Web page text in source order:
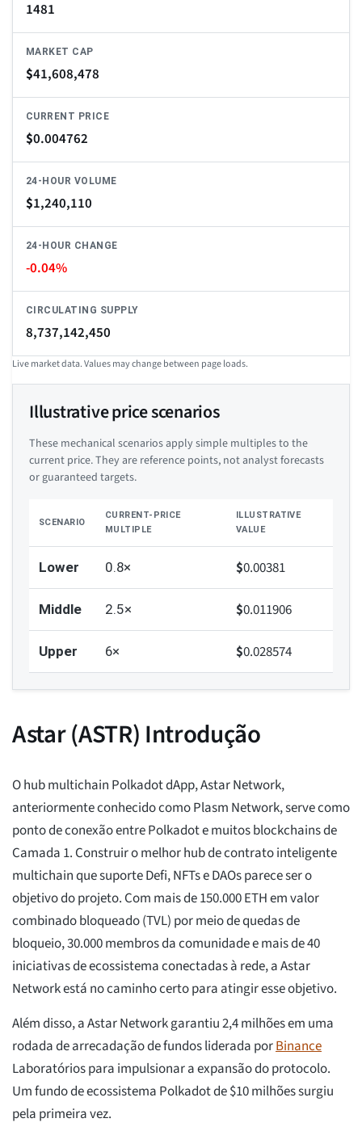
1481
MARKET CAP
$41,608,478
CURRENT PRICE
$0.004762
24-HOUR VOLUME
$1,240,110
24-HOUR CHANGE
-0.04%
CIRCULATING SUPPLY
8,737,142,450
Live market data. Values may change between page loads.
Illustrative price scenarios
These mechanical scenarios apply simple multiples to the
current price. They are reference points, not analyst forecasts
or guaranteed targets.
SCENARIO
CURRENT-PRICE
MULTIPLE
ILLUSTRATIVE
VALUE
Lower 0.8× $0.00381
Middle 2.5× $0.011906
Upper 6× $0.028574
Astar (ASTR) Introdução
O hub multichain Polkadot dApp, Astar Network,
anteriormente conhecido como Plasm Network, serve como
ponto de conexão entre Polkadot e muitos blockchains de
Camada 1. Construir o melhor hub de contrato inteligente
multichain que suporte Defi, NFTs e DAOs parece ser o
objetivo do projeto. Com mais de 150.000 ETH em valor
combinado bloqueado (TVL) por meio de quedas de
bloqueio, 30.000 membros da comunidade e mais de 40
iniciativas de ecossistema conectadas à rede, a Astar
Network está no caminho certo para atingir esse objetivo.
Além disso, a Astar Network garantiu 2,4 milhões em uma
rodada de arrecadação de fundos liderada porBinance
Laboratórios para impulsionar a expansão do protocolo.
Um fundo de ecossistema Polkadot de $10 milhões surgiu
pela primeira vez.